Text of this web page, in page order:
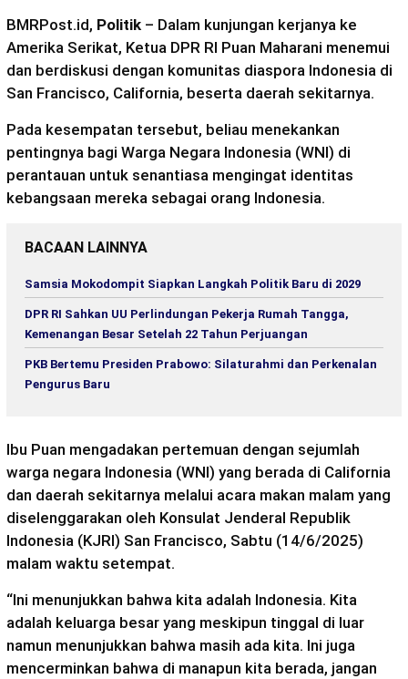
BMRPost.id, Politik – Dalam kunjungan kerjanya ke
Amerika Serikat, Ketua DPR RI Puan Maharani menemui
dan berdiskusi dengan komunitas diaspora Indonesia di
San Francisco, California, beserta daerah sekitarnya.
Pada kesempatan tersebut, beliau menekankan
pentingnya bagi Warga Negara Indonesia (WNI) di
perantauan untuk senantiasa mengingat identitas
kebangsaan mereka sebagai orang Indonesia.
BACAAN LAINNYA
Samsia Mokodompit Siapkan Langkah Politik Baru di 2029
DPR RI Sahkan UU Perlindungan Pekerja Rumah Tangga,
Kemenangan Besar Setelah 22 Tahun Perjuangan
PKB Bertemu Presiden Prabowo: Silaturahmi dan Perkenalan
Pengurus Baru
Ibu Puan mengadakan pertemuan dengan sejumlah
warga negara Indonesia (WNI) yang berada di California
dan daerah sekitarnya melalui acara makan malam yang
diselenggarakan oleh Konsulat Jenderal Republik
Indonesia (KJRI) San Francisco, Sabtu (14/6/2025)
malam waktu setempat.
“Ini menunjukkan bahwa kita adalah Indonesia. Kita
adalah keluarga besar yang meskipun tinggal di luar
namun menunjukkan bahwa masih ada kita. Ini juga
mencerminkan bahwa di manapun kita berada, jangan